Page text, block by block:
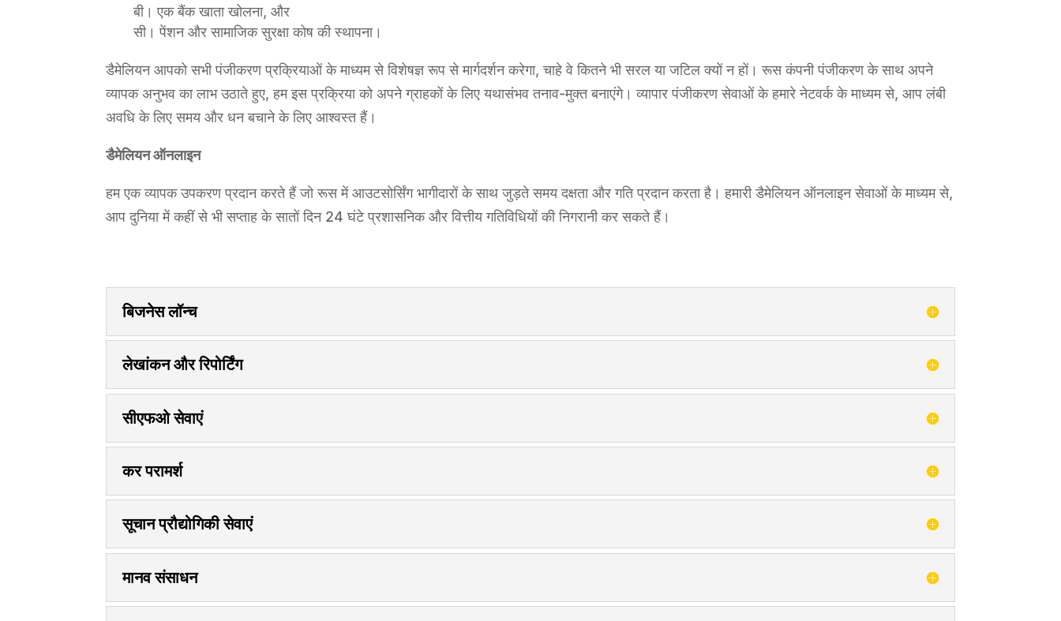
बी। एक बैंक खाता खोलना, और
सी। पेंशन और सामाजिक सुरक्षा कोष की स्थापना।
डैमेलियन आपको सभी पंजीकरण प्रक्रियाओं के माध्यम से विशेषज्ञ रूप से मार्गदर्शन करेगा, चाहे वे कितने भी सरल या जटिल क्यों न हों। रूस कंपनी पंजीकरण के साथ अपने
व्यापक अनुभव का लाभ उठाते हुए, हम इस प्रक्रिया को अपने ग्राहकों के लिए यथासंभव तनाव-मुक्त बनाएंगे। व्यापार पंजीकरण सेवाओं के हमारे नेटवर्क के माध्यम से, आप लंबी
अवधि के लिए समय और धन बचाने के लिए आश्वस्त हैं।
डैमेलियन ऑनलाइन
हम एक व्यापक उपकरण प्रदान करते हैं जो रूस में आउटसोर्सिंग भागीदारों के साथ जुड़ते समय दक्षता और गति प्रदान करता है। हमारी डैमेलियन ऑनलाइन सेवाओं के माध्यम से,
आप दुनिया में कहीं से भी सप्ताह के सातों दिन 24 घंटे प्रशासनिक और वित्तीय गतिविधियों की निगरानी कर सकते हैं।
बिजनेस लॉन्च
लेखांकन और रिपोर्टिंग
सीएफओ सेवाएं
कर परामर्श
सूचान प्रौद्योगिकी सेवाएं
मानव संसाधन